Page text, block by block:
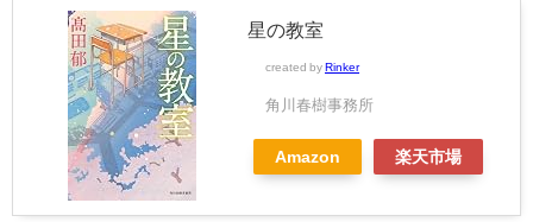
星の教室
created by Rinker
角川春樹事務所
Amazon 楽天市場